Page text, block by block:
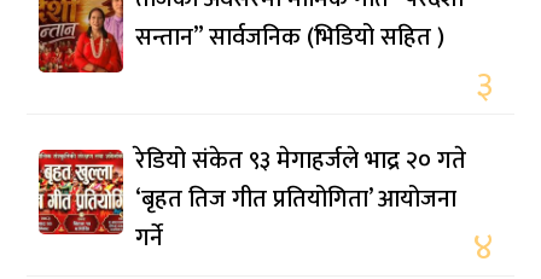
सन्तान” सार्वजनिक (भिडियो सहित )
३
रेडियो संकेत ९३ मेगाहर्जले भाद्र २० गते
‘बृहत तिज गीत प्रतियोगिता’ आयोजना
गर्ने
४